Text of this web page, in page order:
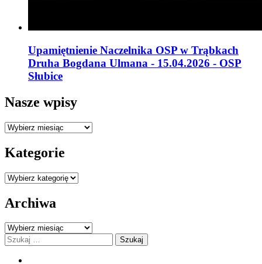
Upamiętnienie Naczelnika OSP w Trąbkach
Druha Bogdana Ulmana - 15.04.2026 - OSP
Słubice
Nasze wpisy
Nasze
Kategorie
Kategorie
Archiwa
Archiwa
Szukaj: